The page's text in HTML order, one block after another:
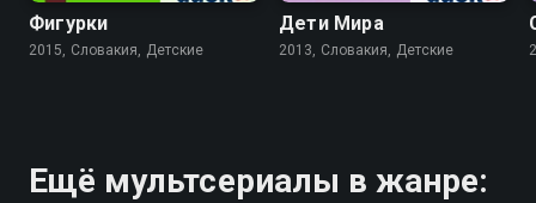
Фигурки
2015, Словакия, Детские
Дети Мира
2013, Словакия, Детские
Ещё мультсериалы в жанре: